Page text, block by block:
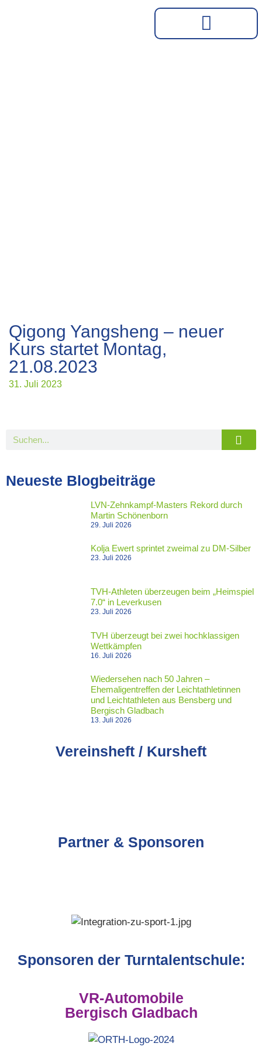
Qigong Yangsheng – neuer
Kurs startet Montag,
21.08.2023
31. Juli 2023
Neueste Blogbeiträge
LVN-Zehnkampf-Masters Rekord durch
Martin Schönenborn
29. Juli 2026
Kolja Ewert sprintet zweimal zu DM-Silber
23. Juli 2026
TVH-Athleten überzeugen beim „Heimspiel
7.0“ in Leverkusen
23. Juli 2026
TVH überzeugt bei zwei hochklassigen
Wettkämpfen
16. Juli 2026
Wiedersehen nach 50 Jahren –
Ehemaligentreffen der Leichtathletinnen
und Leichtathleten aus Bensberg und
Bergisch Gladbach
13. Juli 2026
Vereinsheft / Kursheft
Partner & Sponsoren
Sponsoren der Turntalentschule:
VR-Automobile
Bergisch Gladbach